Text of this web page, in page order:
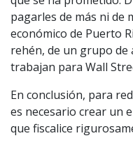
pagarles de más ni de
económico de Puerto
rehén, de un grupo de
trabajan para Wall
En conclusión, para
es necesario crear un
que fiscalice